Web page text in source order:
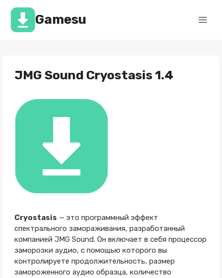
Перейти
содержимомуGamesu
JMG Sound Cryostasis 1.4
Cryostasis — это программный эффект
спектрального замораживания, разработанный
компанией JMG Sound. Он включает в себя процессор
заморозки аудио, с помощью которого вы
контролируете продолжительность, размер
замороженного аудио образца, количество